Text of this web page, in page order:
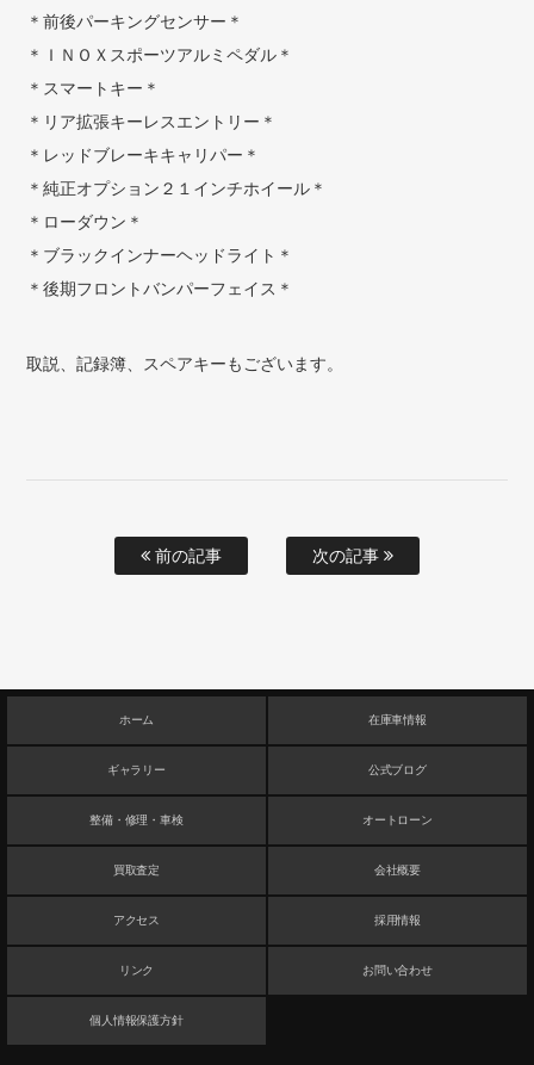
＊前後パーキングセンサー＊
＊ＩＮＯＸスポーツアルミペダル＊
＊スマートキー＊
＊リア拡張キーレスエントリー＊
＊レッドブレーキキャリパー＊
＊純正オプション２１インチホイール＊
＊ローダウン＊
＊ブラックインナーヘッドライト＊
＊後期フロントバンパーフェイス＊
取説、記録簿、スペアキーもございます。
前の記事 次の記事
ホーム 在庫車情報
ギャラリー 公式ブログ
整備・修理・車検 オートローン
買取査定 会社概要
アクセス 採用情報
リンク お問い合わせ
個人情報保護方針